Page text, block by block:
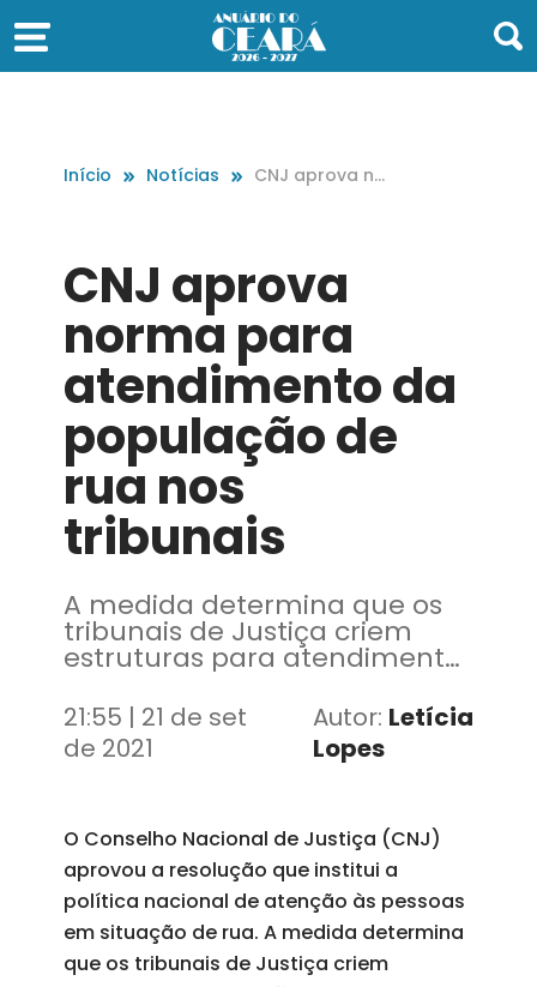
Início Notícias
CNJ aprova no
nos tribunais
CNJ aprova
norma para
atendimento da
população de
rua nos
tribunais
A medida determina que os
tribunais de Justiça criem
estruturas para atendimento,
para que este público tenha
acesso aos serviços do
Judiciário
21:55 | 21 de set
de 2021
Autor: Letícia
Lopes
O Conselho Nacional de Justiça (CNJ)
aprovou a resolução que institui a
política nacional de atenção às pessoas
em situação de rua. A medida determina
que os tribunais de Justiça criem